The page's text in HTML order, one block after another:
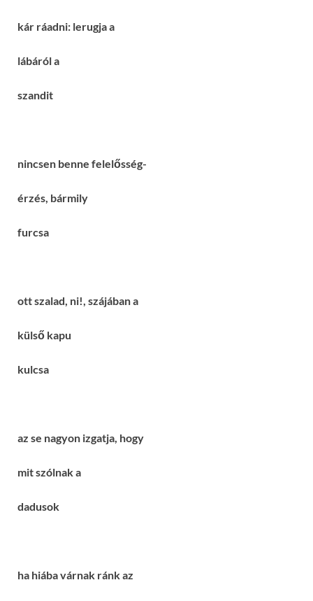
kár ráadni: lerugja a
lábáról a
szandit
nincsen benne felelősség-
érzés, bármily
furcsa
ott szalad, ni!, szájában a
külső kapu
kulcsa
az se nagyon izgatja, hogy
mit szólnak a
dadusok
ha hiába várnak ránk az